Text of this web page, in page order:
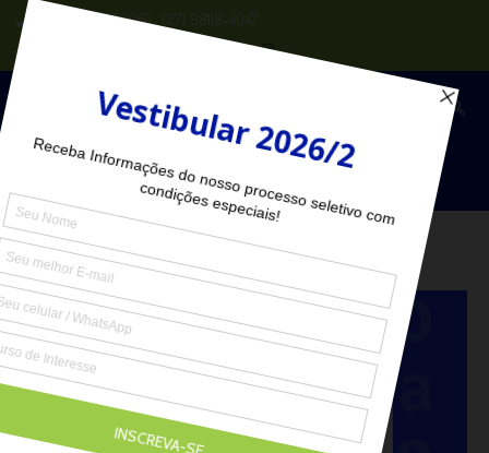
(27) 2102-6000 (27) 98118-4047
Seja Aluno